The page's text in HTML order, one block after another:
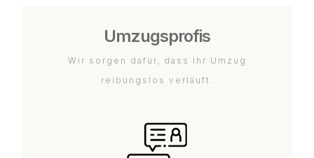
Umzugsprofis
Wir sorgen dafür, dass Ihr Umzug
reibungslos verläuft.